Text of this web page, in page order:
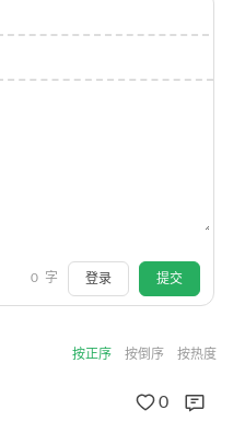
0 字 登录 提交
按正序 按倒序 按热度
0